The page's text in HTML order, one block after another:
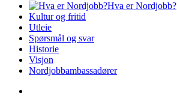
Hva er Nordjobb?
Kultur og fritid
Utleie
Spørsmål og svar
Historie
Visjon
Nordjobbambassadører